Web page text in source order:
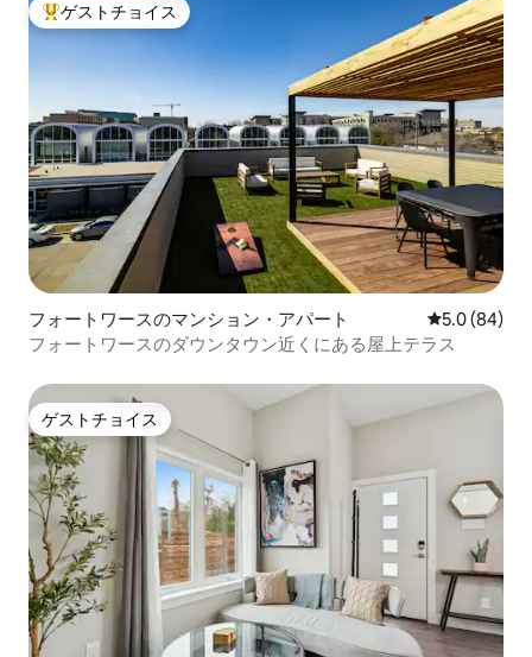
大好評のゲストチョイスです。
ゲストチョイス
フォートワースのマンション・アパート レビュー84
5.0 (84)
フォートワースのダウンタウン近くにある屋上テラス
ゲストチョイス
ゲストチョイス